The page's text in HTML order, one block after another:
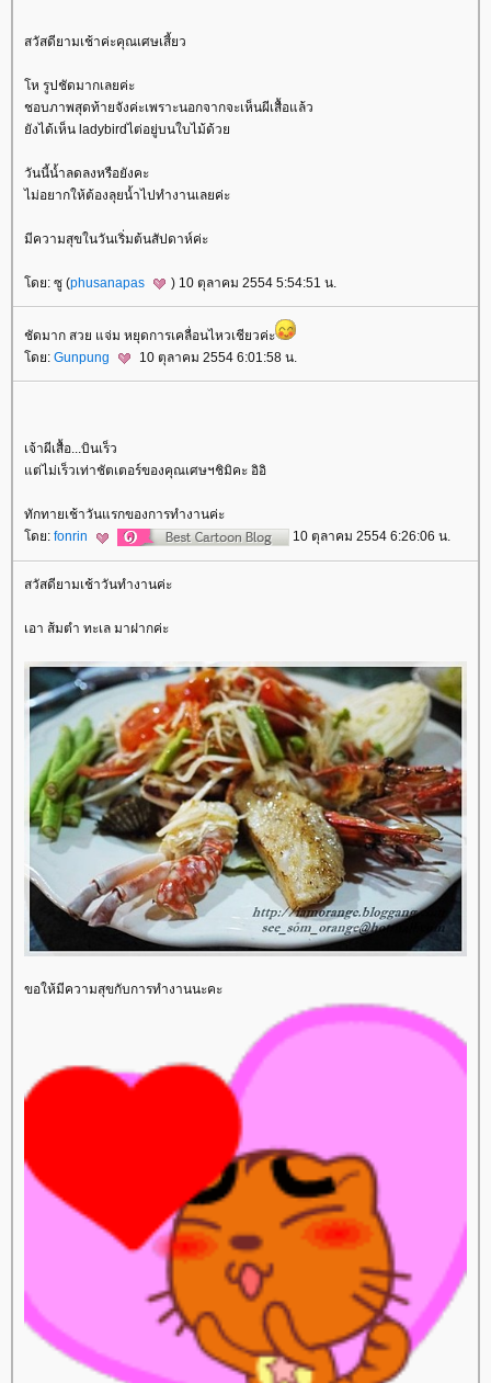
สวัสดียามเช้าค่ะคุณเศษเสี้ยว
ห รูปชัดมากเลยค่ะ
ชอบภาพสุดท้ายจังค่ะเพราะนอกจากจะเห็นผีเสื้อแล้ว
ังได้เห็น ladybirdไต่อยู่บนใบไม้ด้ว
วันนี้น้ำลดลงหรือยังคะ
ไม่อยากให้ต้องลุยน้ำไปทำงานเลยค่ะ
มีความสุขในวันเริ่มต้นสัปดาห์ค่ะ
ดย: ซู (phusanapas ) 10 ตุลาคม 2554 5:54:51 น.
ชัดมาก สวย แจ่ม หยุดการเคลื่อนไหวเชียวค่ะ
ดย: Gunpung 10 ตุลาคม 2554 6:01:58 น.
เจ้าผีเสื้อ...บินเร็ว
ต่ไม่เร็วเท่าชัตเตอร์ของคุณเศษฯชิมิคะ อิอิ
ทักทายเช้าวันแรกของการทำงานค่ะ
ดย: fonrin 10 ตุลาคม 2554 6:26:06 น.
สวัสดียามเช้าวันทำงานค่ะ
เอา ส้มตำ ทะเล มาฝากค่ะ
ขอให้มีความสุขกับการทำงานนะคะ